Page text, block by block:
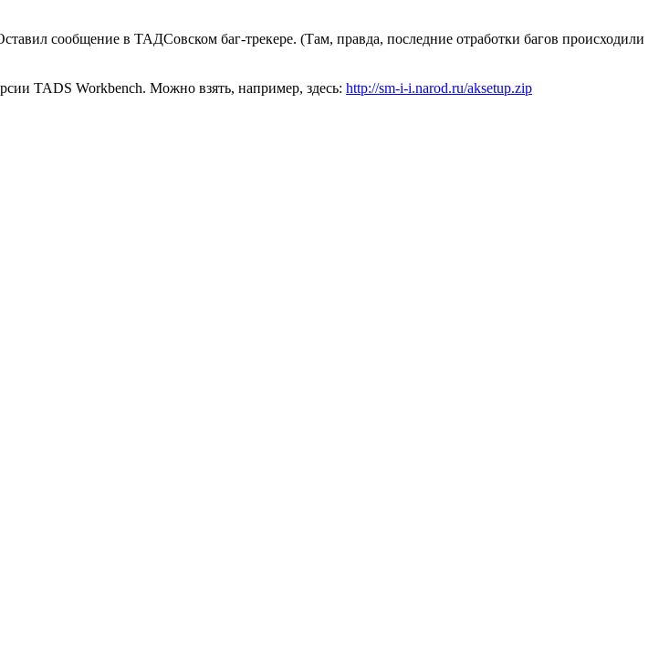
сообщение в ТАДСовском баг-трекере. (Там, правда, последние отработки багов происходили
TADS Workbench. Можно взять, например, здесь: http://sm-i-i.narod.ru/aksetup.zip